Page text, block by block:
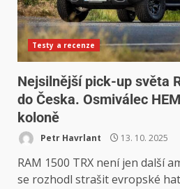
Testy a recenze
Nejsilnější pick-up světa
do Česka. Osmiválec
koloně
Petr Havrlant 13. 10. 2025
RAM 1500 TRX není jen další
se rozhodl strašit evropské